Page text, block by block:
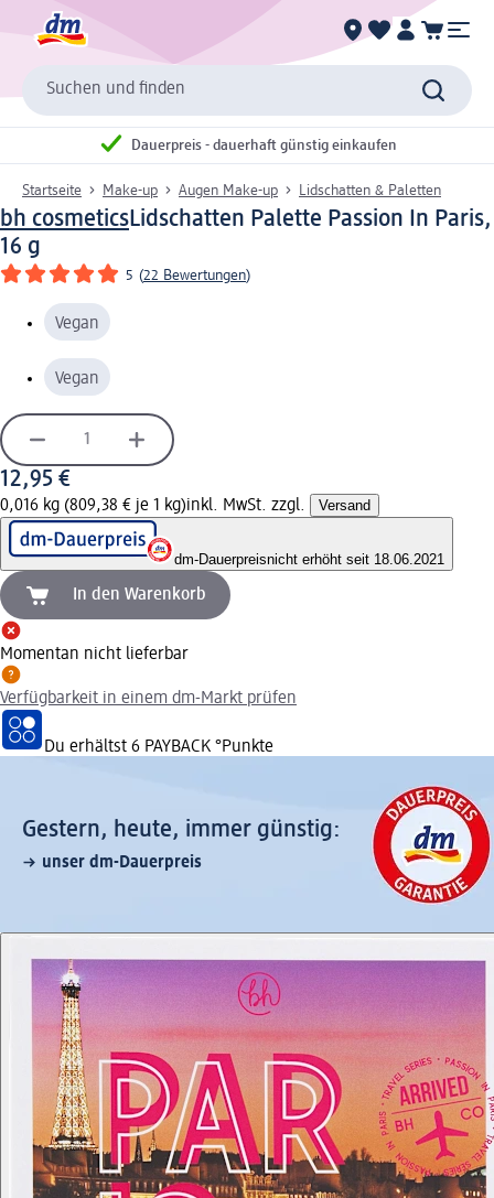
Suchen und finden
Dauerpreis - dauerhaft günstig einkaufen
Startseite Make-up Augen Make-up Lidschatten & Paletten
bh cosmeticsLidschatten Palette Passion In Paris,
16 g
5 (22 Bewertungen)
Vegan
Vegan
12,95 €
0,016 kg (809,38 € je 1 kg)inkl. MwSt. zzgl. Versand
dm-Dauerpreisnicht erhöht seit 18.06.2021
In den Warenkorb
Momentan nicht lieferbar
Verfügbarkeit in einem dm-Markt prüfen
Du erhältst 6 PAYBACK °Punkte
Gestern, heute, immer günstig:
unser dm-Dauerpreis